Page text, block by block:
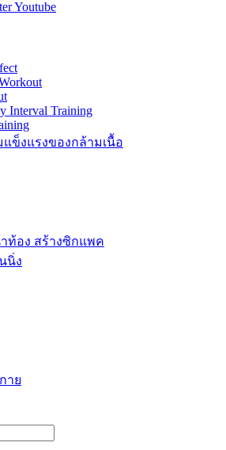
Youtube
Interval Training
ข็งแรงของกล้ามเนื้อ
ท้อง สร้างซิกแพค
นิ่ง
าย